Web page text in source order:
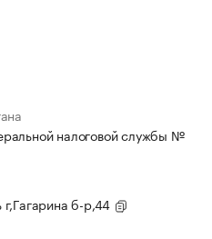
налоговой службы №
б-р,44